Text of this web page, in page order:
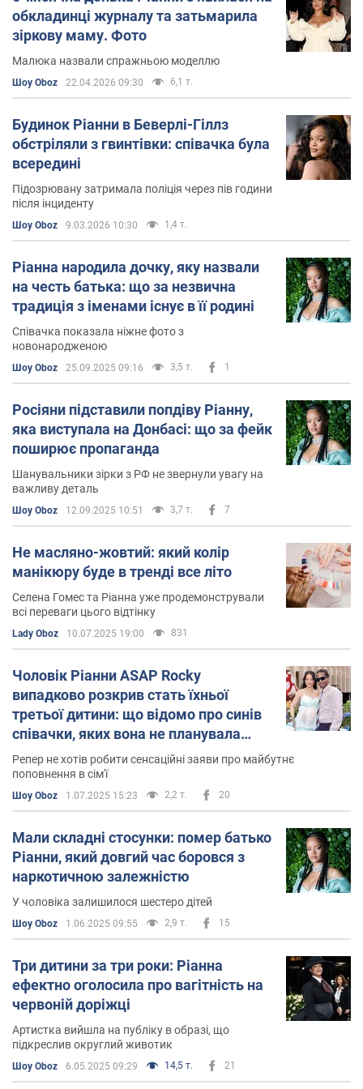
Свого часу Ріанна була у стосунках із американським
співаком Крісом Брауном, з яким розійшлася після
насильства набув публічного розголосу.
Згодом вона зустрічалася із канадським репером
Дрейком.
Пізніше Ріанна знову зійшлася з Брауном і декілька
років вони були разом.
Наступним її партнером став саудівський бізнесмен
роки.
З 2021 року Ріанна зустрічається із репером ASAP
Rocky. Пара виховує двох дітей – Ноа Мереса та Ріота
Роуза Маєрса.
Дискографія Ріанни
Music of the Sun (2005)
A Girl like Me (2006)
Good Girl Gone Bad (2007)
Rated R (2009)
Talk That Talk (2011)
Unapologetic (2012)
Anti (2016)
обкладинці журналу та затьмарила
зіркову маму. Фото
Малюка назвали спражньою моделлю
Шоу Oboz 22.04.2026 09:30 6,1 т.
Будинок Ріанни в Беверлі-Гіллз
обстріляли з гвинтівки: співачка була
всередині
Підозрювану затримала поліція через пів години
після інциденту
Шоу Oboz 9.03.2026 10:30 1,4 т.
Ріанна народила дочку, яку назвали
на честь батька: що за незвична
традиція з іменами існує в її родині
Співачка показала ніжне фото з
новонародженою
Шоу Oboz 25.09.2025 09:16 3,5 т. 1
Росіяни підставили попдіву Ріанну,
яка виступала на Донбасі: що за фейк
поширює пропаганда
Шанувальники зірки з РФ не звернули увагу на
важливу деталь
Шоу Oboz 12.09.2025 10:51 3,7 т. 7
Не масляно-жовтий: який колір
манікюру буде в тренді все літо
Селена Гомес та Ріанна уже продемонстрували
всі переваги цього відтінку
Lady Oboz 10.07.2025 19:00 831
Чоловік Ріанни ASAP Rocky
випадково розкрив стать їхньої
третьої дитини: що відомо про синів
співачки, яких вона не планувала
народжувати до шлюбу
Репер не хотів робити сенсаційні заяви про майбутнє
поповнення в сім'ї
Шоу Oboz 1.07.2025 15:23 2,2 т. 20
Мали складні стосунки: помер батько
Ріанни, який довгий час боровся з
наркотичною залежністю
У чоловіка залишилося шестеро дітей
Шоу Oboz 1.06.2025 09:55 2,9 т. 15
Три дитини за три роки: Ріанна
ефектно оголосила про вагітність на
червоній доріжці
Артистка вийшла на публіку в образі, що
підкреслив округлий животик
Шоу Oboz 6.05.2025 09:29 14,5 т. 21